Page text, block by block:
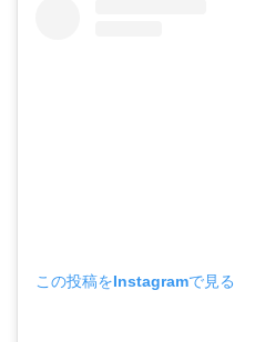
この投稿をInstagramで見る